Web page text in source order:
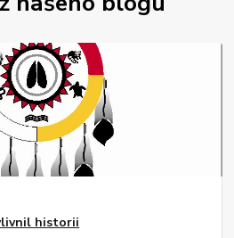
historii